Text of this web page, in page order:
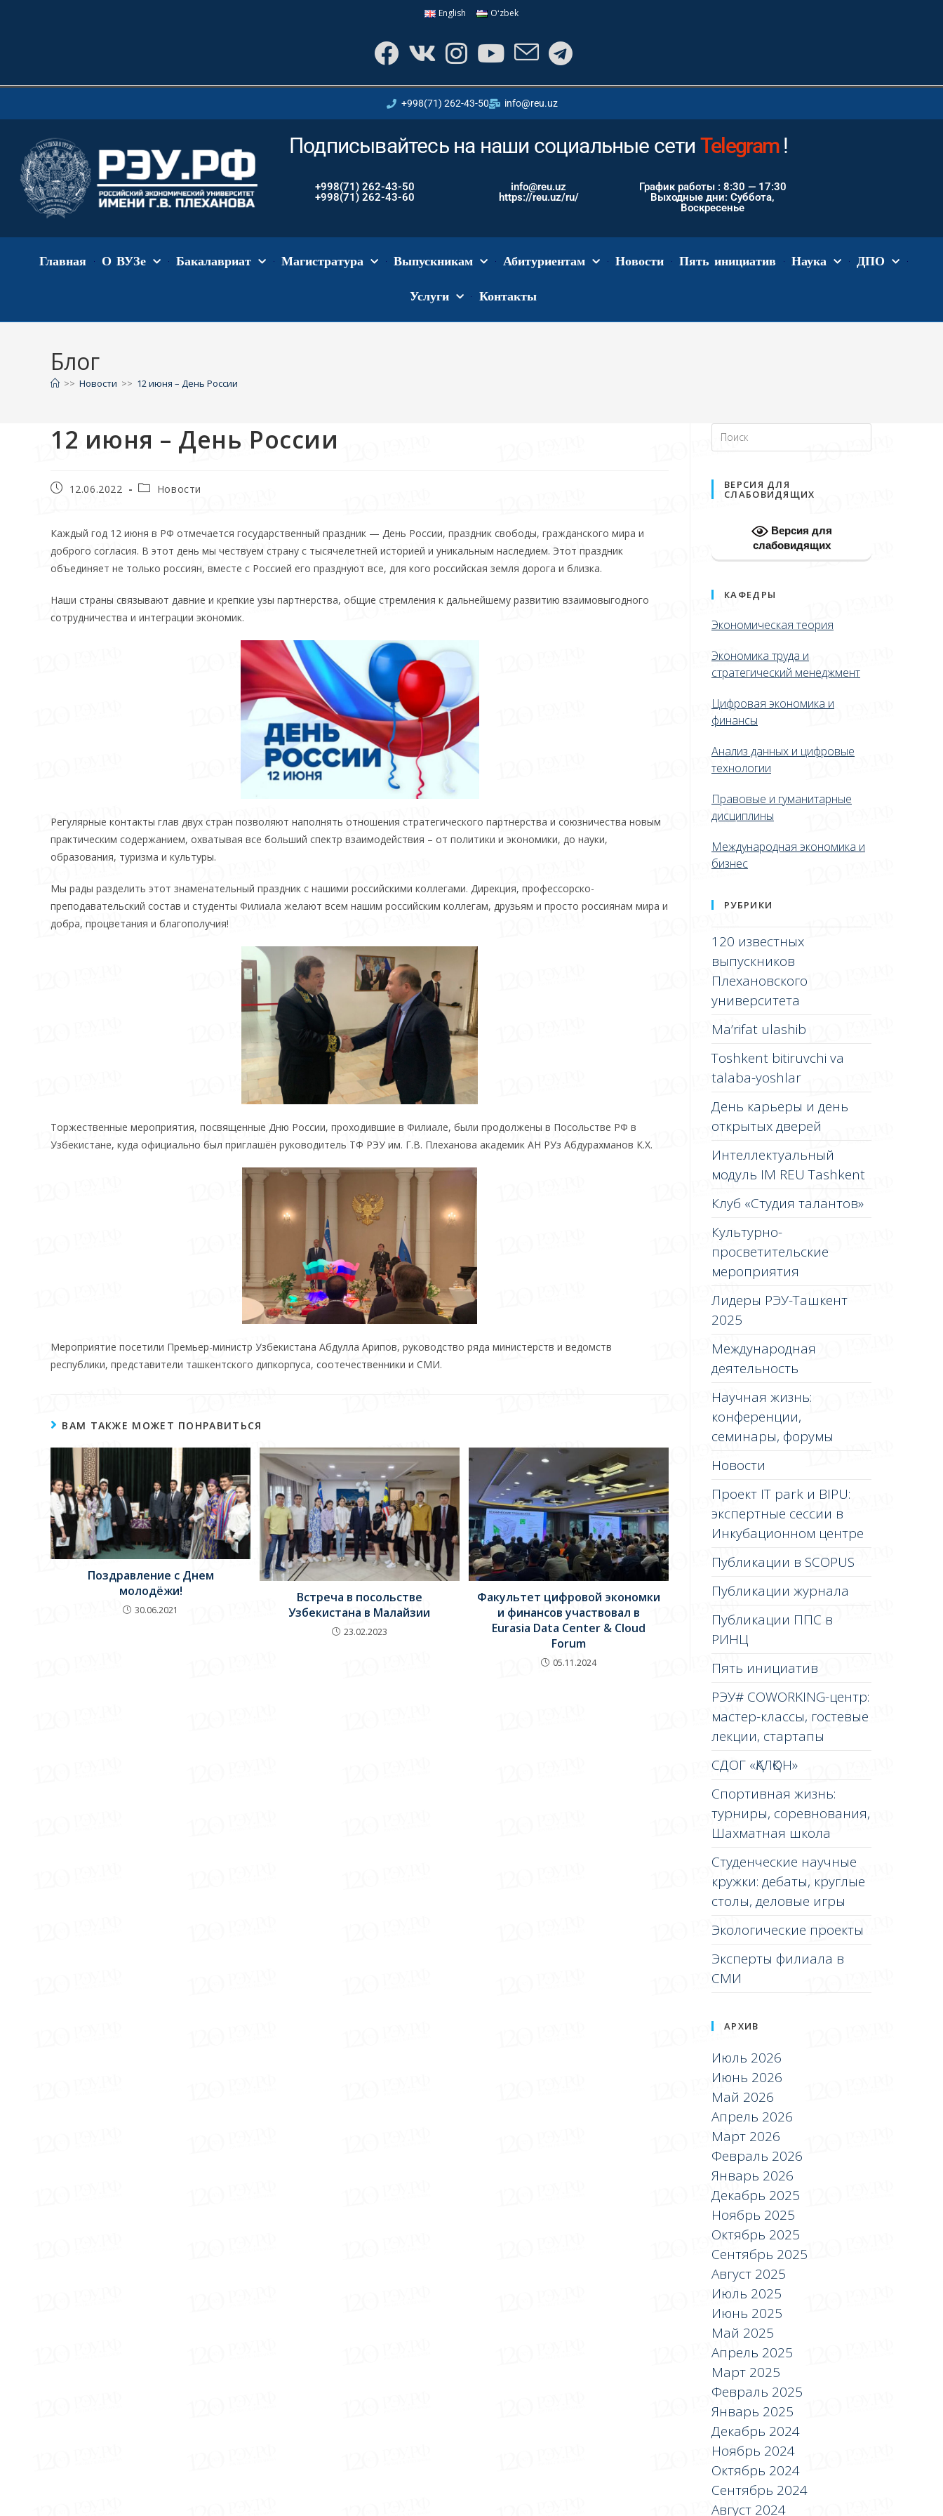
English Oʻzbek
+998(71) 262-43-50 info@reu.uz
Подписывайтесь на наши социальные сети Instagram !
+998(71) 262-43-50
+998(71) 262-43-60
info@reu.uz
https://reu.uz/ru/
График работы : 8:30 — 17:30
Выходные дни: Суббота,
Воскресенье
Главная О ВУЗе Бакалавриат Магистратура Выпускникам Абитуриентам Новости Пять инициатив Наука ДПО
Услуги Контакты
Блог
>> Новости >> 12 июня – День России
12 июня – День России
12.06.2022 Новости
Каждый год 12 июня в РФ отмечается государственный праздник — День России, праздник свободы, гражданского мира и
доброго согласия. В этот день мы чествуем страну с тысячелетней историей и уникальным наследием. Этот праздник
объединяет не только россиян, вместе с Россией его празднуют все, для кого российская земля дорога и близка.
Наши страны связывают давние и крепкие узы партнерства, общие стремления к дальнейшему развитию взаимовыгодного
сотрудничества и интеграции экономик.
Регулярные контакты глав двух стран позволяют наполнять отношения стратегического партнерства и союзничества новым
практическим содержанием, охватывая все больший спектр взаимодействия – от политики и экономики, до науки,
образования, туризма и культуры.
Мы рады разделить этот знаменательный праздник с нашими российскими коллегами. Дирекция, профессорско-
преподавательский состав и студенты Филиала желают всем нашим российским коллегам, друзьям и просто россиянам мира и
добра, процветания и благополучия!
Торжественные мероприятия, посвященные Дню России, проходившие в Филиале, были продолжены в Посольстве РФ в
Узбекистане, куда официально был приглашён руководитель ТФ РЭУ им. Г.В. Плеханова академик АН РУз Абдурахманов К.Х.
Мероприятие посетили Премьер-министр Узбекистана Абдулла Арипов, руководство ряда министерств и ведомств
республики, представители ташкентского дипкорпуса, соотечественники и СМИ.
ВАМ ТАКЖЕ МОЖЕТ ПОНРАВИТЬСЯ
Поздравление с Днем
молодёжи!
30.06.2021
Встреча в посольстве
Узбекистана в Малайзии
23.02.2023
Факультет цифровой экономки
и финансов участвовал в
Eurasia Data Center & Cloud
Forum
05.11.2024
ВЕРСИЯ ДЛЯ
СЛАБОВИДЯЩИХ
Версия для
слабовидящих
КАФЕДРЫ
Экономическая теория
Экономика труда и
стратегический менеджмент
Цифровая экономика и
финансы
Анализ данных и цифровые
технологии
Правовые и гуманитарные
дисциплины
Международная экономика и
бизнес
РУБРИКИ
120 известных
выпускников
Плехановского
университета
Ma’rifat ulashib
Toshkent bitiruvchi va
talaba-yoshlar
День карьеры и день
открытых дверей
Интеллектуальный
модуль IM REU Tashkent
Клуб «Студия талантов»
Культурно-
просветительские
мероприятия
Лидеры РЭУ-Ташкент
2025
Международная
деятельность
Научная жизнь:
конференции,
семинары, форумы
Новости
Проект IT park и BIPU:
экспертные сессии в
Инкубационном центре
Публикации в SCOPUS
Публикации журнала
Публикации ППС в
РИНЦ
Пять инициатив
РЭУ# COWORKING-центр:
мастер-классы, гостевые
лекции, стартапы
СДОГ «ҚАЛҚОН»
Спортивная жизнь:
турниры, соревнования,
Шахматная школа
Студенческие научные
кружки: дебаты, круглые
столы, деловые игры
Экологические проекты
Эксперты филиала в
СМИ
АРХИВ
Июль 2026
Июнь 2026
Май 2026
Апрель 2026
Март 2026
Февраль 2026
Январь 2026
Декабрь 2025
Ноябрь 2025
Октябрь 2025
Сентябрь 2025
Август 2025
Июль 2025
Июнь 2025
Май 2025
Апрель 2025
Март 2025
Февраль 2025
Январь 2025
Декабрь 2024
Ноябрь 2024
Октябрь 2024
Сентябрь 2024
Август 2024